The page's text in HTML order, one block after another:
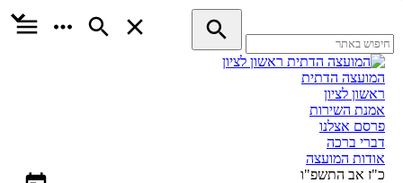
המועצה הדתית
ראשון לציון
אמנת השירות
פרסם אצלנו
דברי ברכה
אודות המועצה
כ"ז אב התשפ"ו